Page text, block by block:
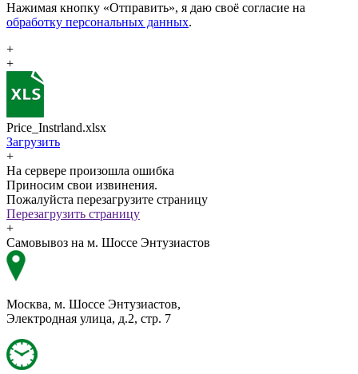
Нажимая кнопку «Отправить», я даю своё согласие на
обработку персональных данных.
+
+
Price_Instrland.xlsx
Загрузить
+
На сервере произошла ошибка
Приносим свои извинения.
Пожалуйста перезагрузите страницу
Перезагрузить страницу
+
Самовывоз на м. Шоссе Энтузиастов
Москва, м. Шоссе Энтузиастов,
Электродная улица, д.2, стр. 7